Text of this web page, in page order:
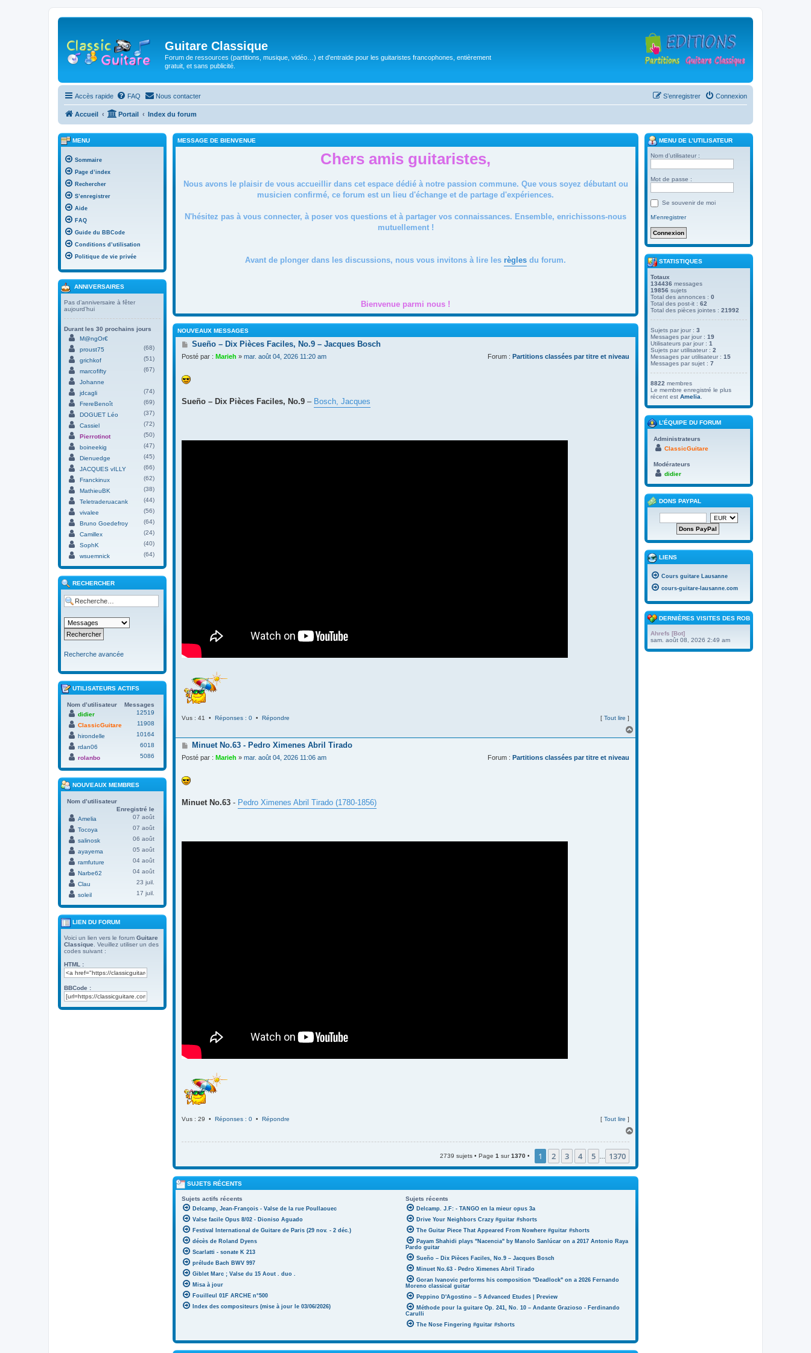
Guitare Classique
Forum de ressources (partitions, musique, vidéo…) et d'entraide pour les guitaristes francophones, entièrement
gratuit, et sans publicité.
Accès rapide FAQ Nous contacter Connexion
S’enregistrer
Accueil Portail Index du forum
MESSAGE DE BIENVENUE
Chers amis guitaristes,
Nous avons le plaisir de vous accueillir dans cet espace dédié à notre passion commune. Que vous soyez débutant ou
musicien confirmé, ce forum est un lieu d'échange et de partage d'expériences.
N'hésitez pas à vous connecter, à poser vos questions et à partager vos connaissances. Ensemble, enrichissons-nous
mutuellement !
Avant de plonger dans les discussions, nous vous invitons à lire les règles du forum.
Bienvenue parmi nous !
NOUVEAUX MESSAGES
M
s
a
g
Sueño – Dix Pièces Faciles, No.9 – Jacques Bosch
Posté par : Marieh » mar. août 04, 2026 11:20 am Forum : Partitions classées par titre et niveau
Sueño – Dix Pièces Faciles, No.9 – Bosch, Jacques
Vus : 41 • Réponses : 0 • Répondre [ Tout lire ]
a
M
s
a
g
Minuet No.63 - Pedro Ximenes Abril Tirado
Posté par : Marieh » mar. août 04, 2026 11:06 am Forum : Partitions classées par titre et niveau
Minuet No.63 - Pedro Ximenes Abril Tirado (1780-1856)
Vus : 29 • Réponses : 0 • Répondre [ Tout lire ]
2739 sujets • Page 1 sur1370 • 1 2 3 4 5 1370
SUJETS RÉCENTS
Sujets actifs récents Sujets récents
Delcamp, Jean-François - Valse de la rue Poullaouec
Valse facile Opus 8/02 - Dioniso Aguado
Festival International de Guitare de Paris (29 nov. - 2 déc.)
décès de Roland Dyens
Scarlatti - sonate K 213
prélude Bach BWV 997
Giblet Marc ; Valse du 15 Aout . duo .
Misa à jour
Fouilleul 01F ARCHE n°500
Index des compositeurs (mise à jour le 03/06/2026)
Delcamp. J.F: - TANGO en la mieur opus 3a
Drive Your Neighbors Crazy #guitar #shorts
The Guitar Piece That Appeared From Nowhere #guitar #shorts
Payam Shahidi plays "Nacencia" by Manolo Sanlúcar on a 2017 Antonio Raya
Pardo guitar
Sueño – Dix Pièces Faciles, No.9 – Jacques Bosch
Minuet No.63 - Pedro Ximenes Abril Tirado
Goran Ivanovic performs his composition "Deadlock" on a 2026 Fernando
Moreno classical guitar
Peppino D'Agostino – 5 Advanced Etudes | Preview
Méthode pour la guitare Op. 241, No. 10 – Andante Grazioso - Ferdinando
Carulli
The Nose Fingering #guitar #shorts
MENU
Sommaire
Page d’index
Rechercher
S’enregistrer
Aide
FAQ
Guide du BBCode
Conditions d’utilisation
Politique de vie privée
ANNIVERSAIRES
Pas d’anniversaire à fêter
aujourd’hui
Durant les 30 prochains jours
M@ngOr€
proust75
(68)
grichkof
(51)
marcofifty
(67)
Johanne
jdcagli
(74)
FrereBenoît
(69)
DOGUET Léo
(37)
Cassiel
(72)
Pierrotinot
(50)
boineekig
(47)
Dienuedge
(45)
JACQUES vILLY
(66)
Franckinux
(62)
MathieuBK
(38)
Teletraderuacank
(44)
vivalee
(56)
Bruno Goedefroy
(64)
Camillex
(24)
SophK
(40)
wsuemnick
(64)
RECHERCHER
Recherche avancée
UTILISATEURS ACTIFS
Nom d’utilisateur
Messages
didier
12519
ClassicGuitare
11908
hirondelle
10164
rdan06
6018
rolanbo
5086
NOUVEAUX MEMBRES
Nom d’utilisateur
Enregistré le
Amelia
07 août
Tocoya
07 août
salinosk
06 août
ayayema
05 août
ramfuture
04 août
Narbe62
04 août
Clau
23 juil.
soleil
17 juil.
LIEN DU FORUM
Voici un lien vers le forum Guitare
Classique . Veuillez utiliser un des
codes suivant :
HTML :
BBCode :
MENU DE L’UTILISATEUR
Nom d’utilisateur :
Mot de passe :
Se souvenir de moi
M’enregistrer
STATISTIQUES
Totaux
134436 messages
19856 sujets
Total des annonces : 0
Total des post-it : 62
Total des pièces jointes : 21992
Sujets par jour : 3
Messages par jour : 19
Utilisateurs par jour : 1
Sujets par utilisateur : 2
Messages par utilisateur : 15
Messages par sujet : 7
8822 membres
Le membre enregistré le plus
récent est Amelia
L’ÉQUIPE DU FORUM
Administrateurs
ClassicGuitare
Modérateurs
didier
DONS PAYPAL
LIENS
Cours guitare Lausanne
cours-guitare-lausanne.com
DERNIÈRES VISITES DES ROBOTS
Ahrefs [Bot]
sam. août 08, 2026 2:49 am